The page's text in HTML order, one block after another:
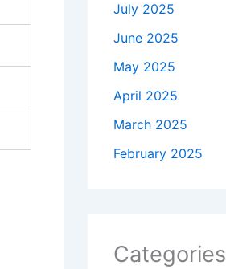
July 2025
June 2025
May 2025
April 2025
March 2025
February 2025
Categories